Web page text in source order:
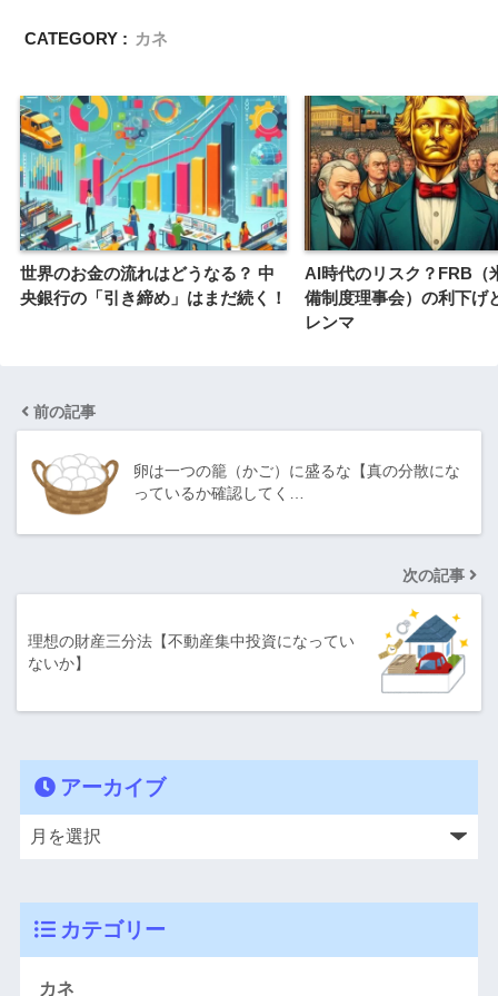
CATEGORY : カネ
世界のお金の流れはどうなる？ 中
央銀行の「引き締め」はまだ続く！
AI時代のリスク？FRB（
備制度理事会）の利下げ
レンマ
前の記事
卵は一つの籠（かご）に盛るな【真の分散にな
っているか確認してく…
次の記事
理想の財産三分法【不動産集中投資になってい
ないか】
アーカイブ
カテゴリー
カネ